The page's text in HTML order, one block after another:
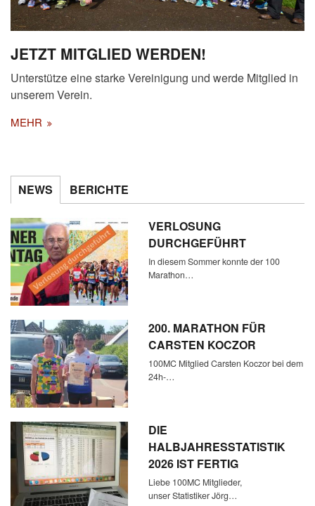
JETZT MITGLIED WERDEN!
Unterstütze eine starke Vereinigung und werde Mitglied in
unserem Verein.
MEHR
NEWS BERICHTE
VERLOSUNG
DURCHGEFÜHRT
In diesem Sommer konnte der 100
Marathon…
200. MARATHON FÜR
CARSTEN KOCZOR
100MC Mitglied Carsten Koczor bei dem
24h-…
DIE
HALBJAHRESSTATISTIK
2026 IST FERTIG
Liebe 100MC Mitglieder,
unser Statistiker Jörg…